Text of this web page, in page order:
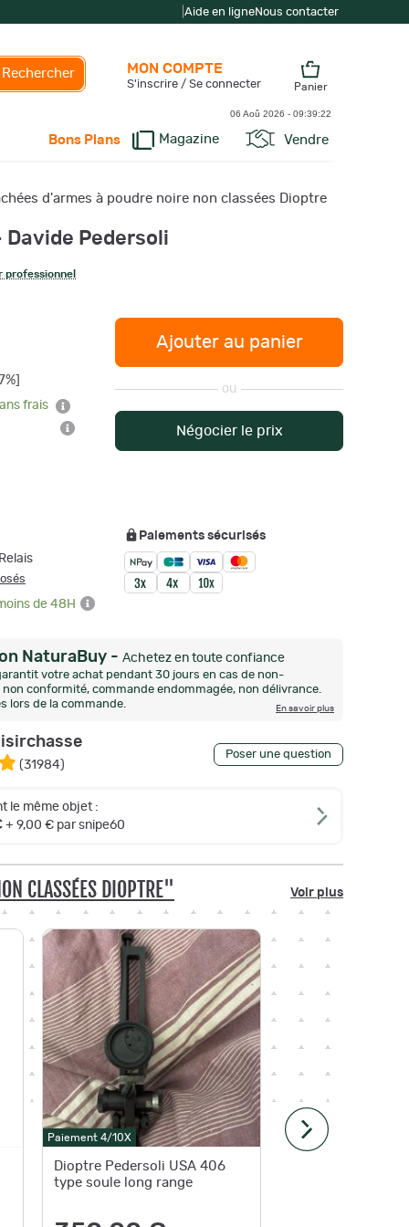
Aide en ligneNous contacter
Rechercher
Bons Plans Magazine Vendre
MON COMPTE
S'inscrire / Se connecter Panier
06 Aoû 2026 - 09:39:22
d'armes à poudre noire non classées Dioptre
Pedersoli
professionnel
frais
Ajouter au panier
ou
Négocier le prix
de 48H
Paiements sécurisés
NaturaBuy - Achetez en toute confiance
votre achat pendant 30 jours en cas de non-
conformité, commande endommagée, non délivrance.
lors de la commande.
En savoir plus
(31984)
Poser une question
le même objet :
+ 9,00 € par snipe60
CLASSÉES DIOPTRE" Voir plus
Paiement 4/10X
Dioptre Pedersoli USA 406
type soule long range